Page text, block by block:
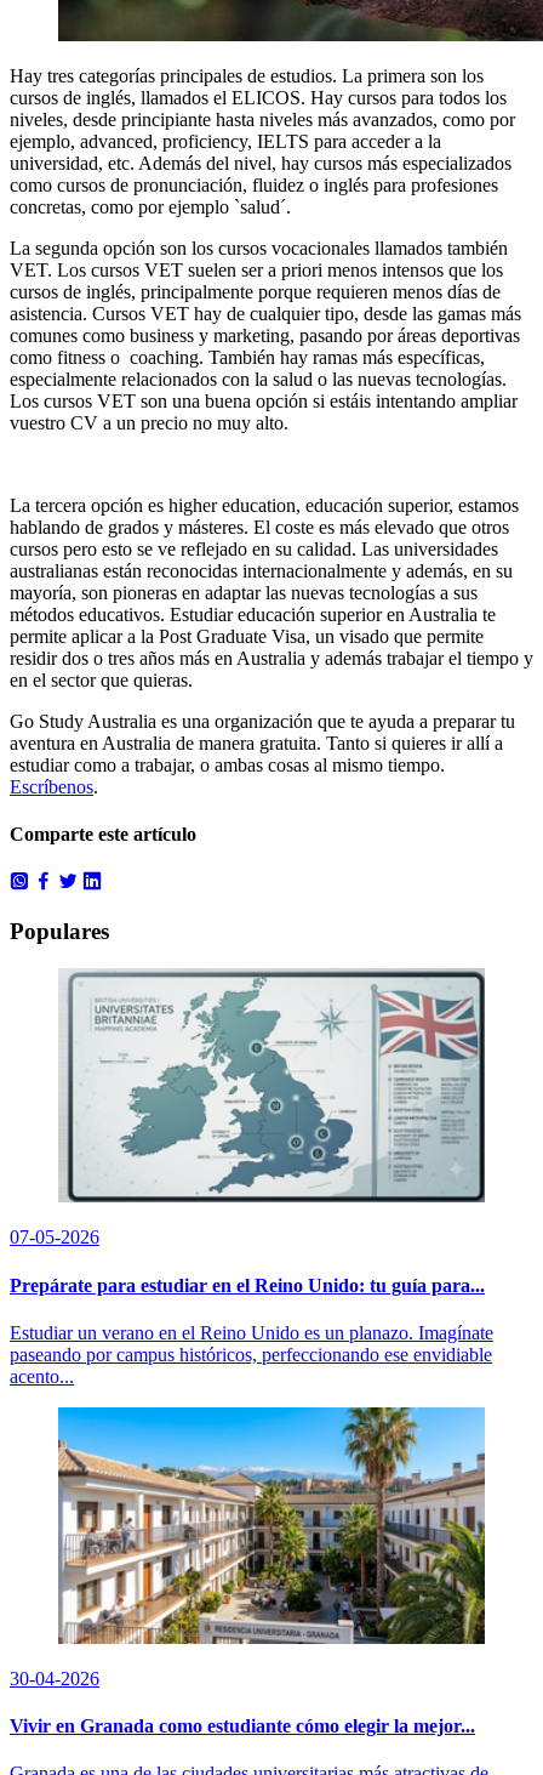
Hay tres categorías principales de estudios. La primera son los
cursos de inglés, llamados el ELICOS. Hay cursos para todos los
niveles, desde principiante hasta niveles más avanzados, como por
ejemplo, advanced, proficiency, IELTS para acceder a la
universidad, etc. Además del nivel, hay cursos más especializados
como cursos de pronunciación, fluidez o inglés para profesiones
concretas, como por ejemplo `salud´.
La segunda opción son los cursos vocacionales llamados también
VET. Los cursos VET suelen ser a priori menos intensos que los
cursos de inglés, principalmente porque requieren menos días de
asistencia. Cursos VET hay de cualquier tipo, desde las gamas más
comunes como business y marketing, pasando por áreas deportivas
como fitness o coaching. También hay ramas más específicas,
especialmente relacionados con la salud o las nuevas tecnologías.
Los cursos VET son una buena opción si estáis intentando ampliar
vuestro CV a un precio no muy alto.
La tercera opción es higher education, educación superior, estamos
hablando de grados y másteres. El coste es más elevado que otros
cursos pero esto se ve reflejado en su calidad. Las universidades
australianas están reconocidas internacionalmente y además, en su
mayoría, son pioneras en adaptar las nuevas tecnologías a sus
métodos educativos. Estudiar educación superior en Australia te
permite aplicar a la Post Graduate Visa, un visado que permite
residir dos o tres años más en Australia y además trabajar el tiempo y
en el sector que quieras.
Go Study Australia es una organización que te ayuda a preparar tu
aventura en Australia de manera gratuita. Tanto si quieres ir allí a
estudiar como a trabajar, o ambas cosas al mismo tiempo.
Escríbenos.
Comparte este artículo
Populares
07-05-2026
Prepárate para estudiar en el Reino Unido: tu guía para...
Estudiar un verano en el Reino Unido es un planazo. Imagínate
paseando por campus históricos, perfeccionando ese envidiable
acento...
30-04-2026
Vivir en Granada como estudiante cómo elegir la mejor...